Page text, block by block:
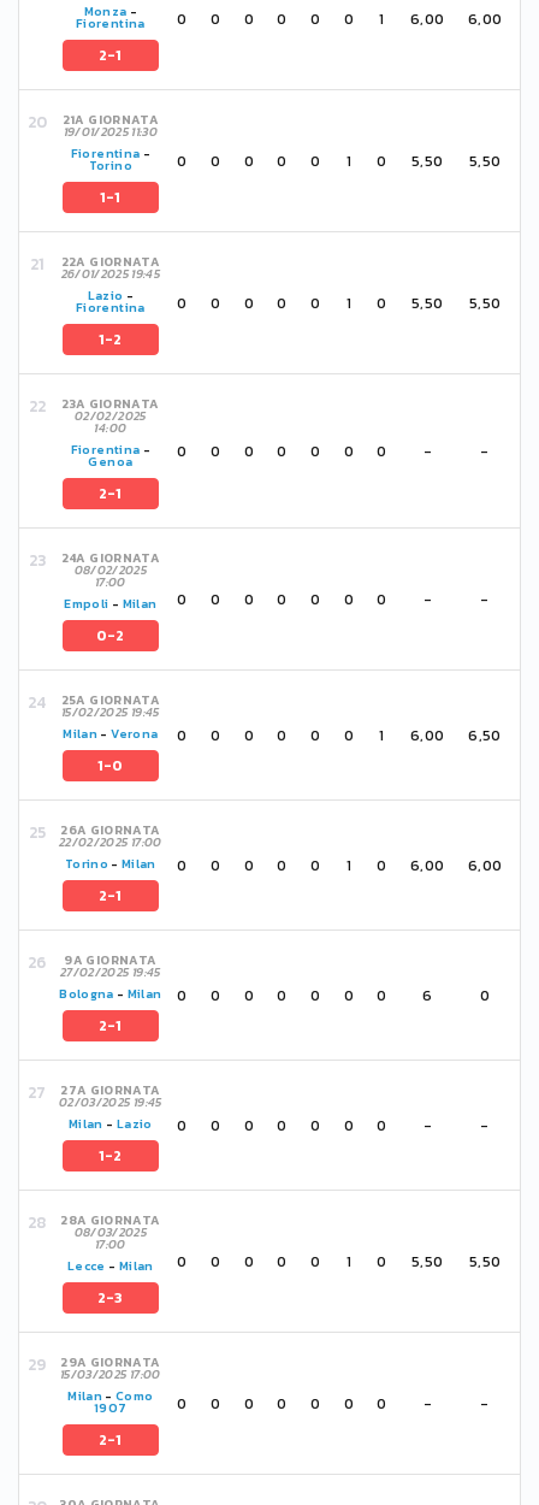
Monza -
Fiorentina
2-1
0 0 0 0 0 0 1 6,00 6,00
21A GIORNATA
19/01/2025 11:30
Fiorentina -
Torino
1-1
0 0 0 0 0 1 0 5,50 5,50
22A GIORNATA
26/01/2025 19:45
Lazio -
Fiorentina
1-2
0 0 0 0 0 1 0 5,50 5,50
23A GIORNATA
02/02/2025
14:00
Fiorentina -
Genoa
2-1
0 0 0 0 0 0 0 - -
24A GIORNATA
08/02/2025
17:00
Empoli - Milan
0-2
0 0 0 0 0 0 0 - -
25A GIORNATA
15/02/2025 19:45
Milan -Verona
1-0
0 0 0 0 0 0 1 6,00 6,50
26A GIORNATA
22/02/2025 17:00
Torino -Milan
2-1
0 0 0 0 0 1 0 6,00 6,00
9A GIORNATA
27/02/2025 19:45
Bologna - Milan
2-1
0 0 0 0 0 0 0 6 0
27A GIORNATA
02/03/2025 19:45
Milan - Lazio
1-2
0 0 0 0 0 0 0 - -
28A GIORNATA
08/03/2025
17:00
Lecce - Milan
2-3
0 0 0 0 0 1 0 5,50 5,50
29A GIORNATA
15/03/2025 17:00
Milan -Como
1907
2-1
0 0 0 0 0 0 0 - -